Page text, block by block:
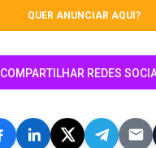
QUER ANUNCIAR AQUI?
COMPARTILHAR REDES